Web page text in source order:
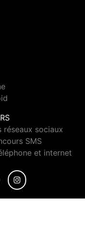
réseaux sociaux
SMS
et internet